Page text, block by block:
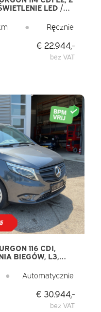
LED /
● Ręcznie
€ 22.944,-
bez VAT
116 CDI,
BIEGÓW, L3,
● Automatycznie
€ 30.944,-
bez VAT